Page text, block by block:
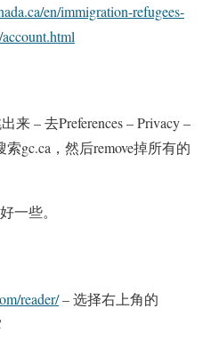
en/immigration-refugees-
来 – 去Preferences – Privacy –
索gc.ca，然后remove掉所有的
一些。
reader/– 选择右上角的